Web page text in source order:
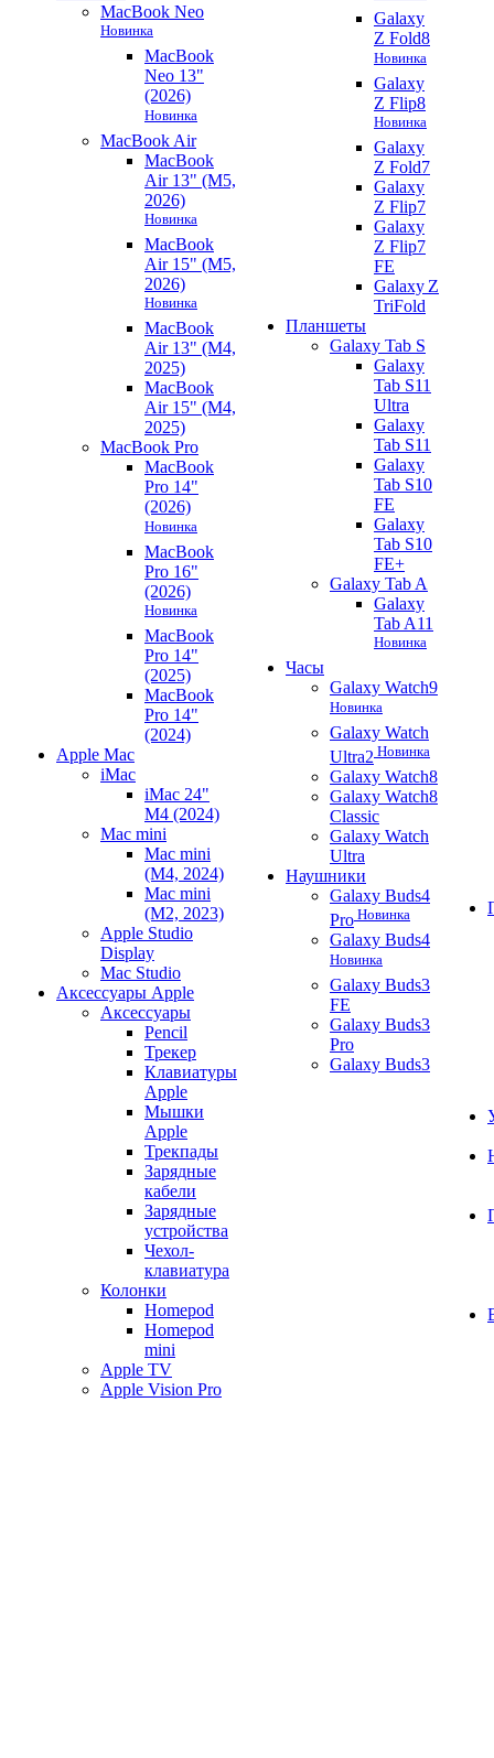
MacBook Neo
Новинка
MacBook
Neo 13"
(2026)
Новинка
MacBook Air
MacBook
Air 13" (M5,
2026)
Новинка
MacBook
Air 15" (M5,
2026)
Новинка
MacBook
Air 13" (M4,
2025)
MacBook
Air 15" (M4,
2025)
MacBook Pro
MacBook
Pro 14"
(2026)
Новинка
MacBook
Pro 16"
(2026)
Новинка
MacBook
Pro 14"
(2025)
MacBook
Pro 14"
(2024)
Apple Mac
iMac
iMac 24"
M4 (2024)
Mac mini
Mac mini
(M4, 2024)
Mac mini
(M2, 2023)
Apple Studio
Display
Mac Studio
Аксессуары Apple
Аксессуары
Pencil
Трекер
Клавиатуры
Apple
Мышки
Apple
Трекпады
Зарядные
кабели
Зарядные
устройства
Чехол-
клавиатура
Колонки
Homepod
Homepod
mini
Apple TV
Apple Vision Pro
Galaxy
Z Fold8
Новинка
Galaxy
Z Flip8
Новинка
Galaxy
Z Fold7
Galaxy
Z Flip7
Galaxy
Z Flip7
FE
Galaxy Z
TriFold
Планшеты
Galaxy Tab S
Galaxy
Tab S11
Ultra
Galaxy
Tab S11
Galaxy
Tab S10
FE
Galaxy
Tab S10
FE+
Galaxy Tab A
Galaxy
Tab A11
Новинка
Часы
Galaxy Watch9
Новинка
Galaxy Watch
Ultra2 Новинка
Galaxy Watch8
Galaxy Watch8
Classic
Galaxy Watch
Ultra
Наушники
Galaxy Buds4
Pro Новинка
Galaxy Buds4
Новинка
Galaxy Buds3
FE
Galaxy Buds3
Pro
Galaxy Buds3